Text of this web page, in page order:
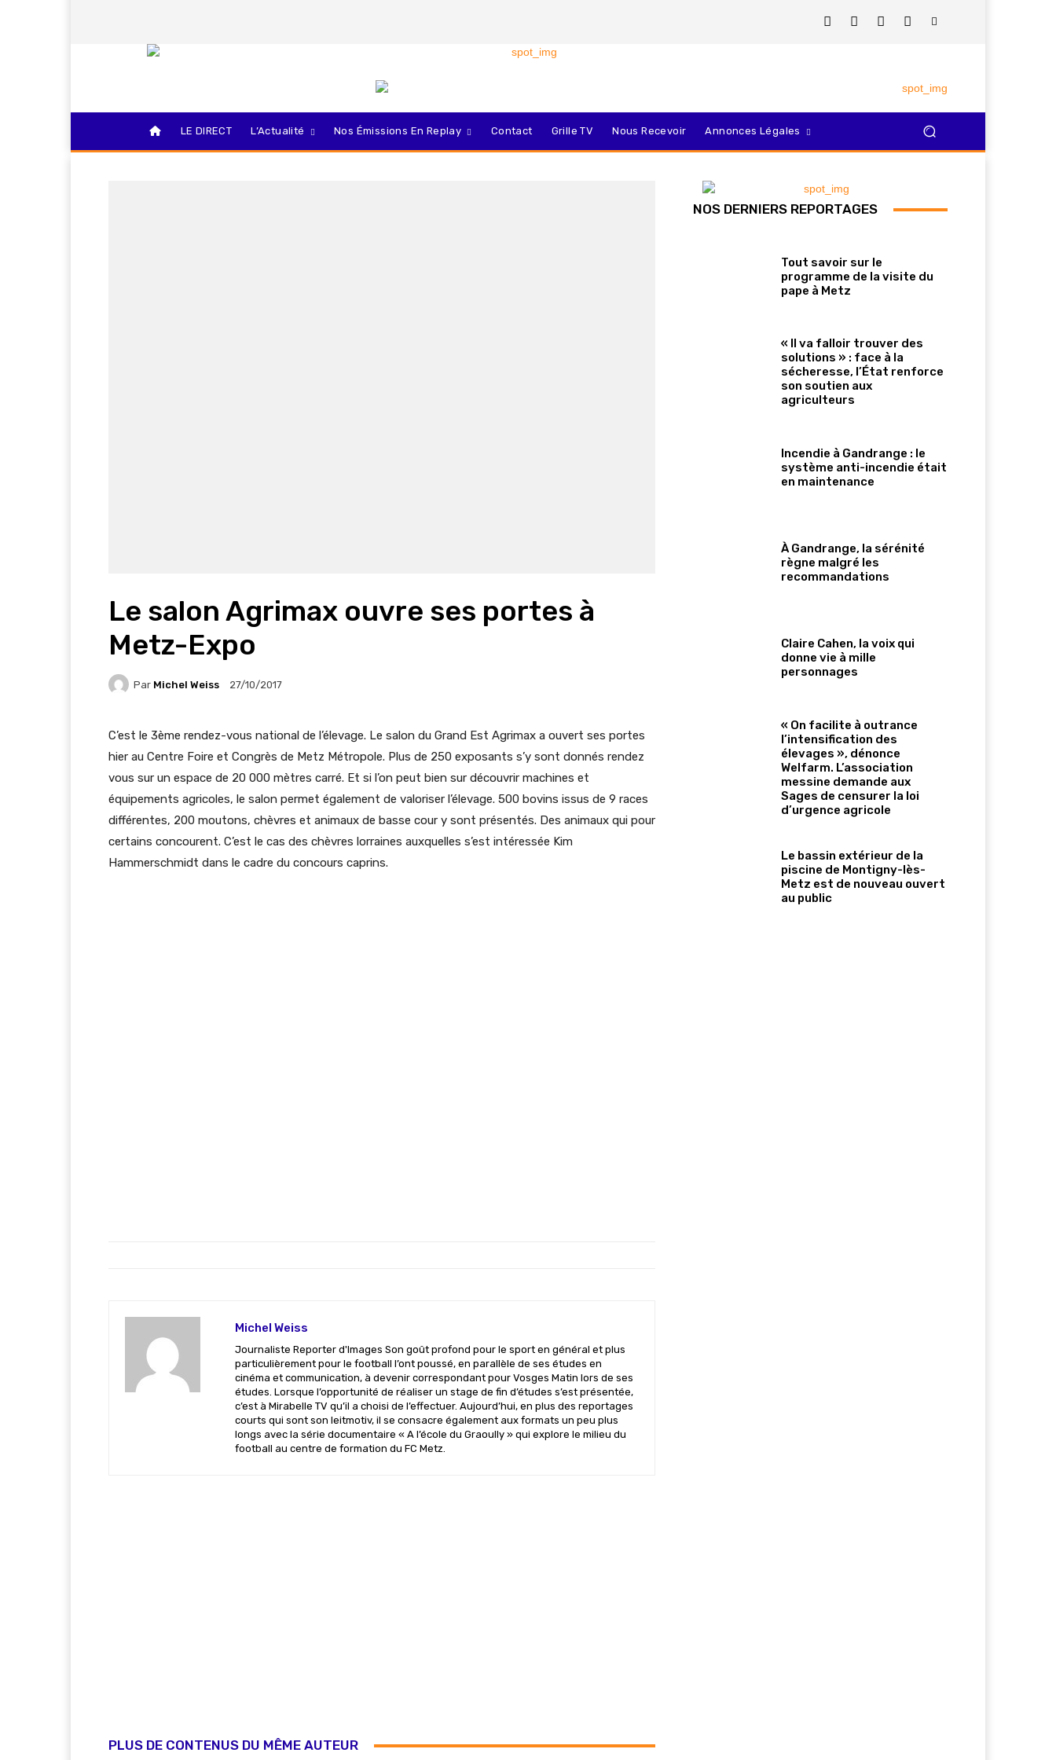
LE DIRECT L’Actualité Nos Émissions En Replay Contact Grille TV Nous Recevoir Annonces Légales
Le salon Agrimax ouvre ses portes à
Metz-Expo
Par Michel Weiss 27/10/2017
C’est le 3ème rendez-vous national de l’élevage. Le salon du Grand Est Agrimax a ouvert ses portes
hier au Centre Foire et Congrès de Metz Métropole. Plus de 250 exposants s’y sont donnés rendez
vous sur un espace de 20 000 mètres carré. Et si l’on peut bien sur découvrir machines et
équipements agricoles, le salon permet également de valoriser l’élevage. 500 bovins issus de 9 races
différentes, 200 moutons, chèvres et animaux de basse cour y sont présentés. Des animaux qui pour
certains concourent. C’est le cas des chèvres lorraines auxquelles s’est intéressée Kim
Hammerschmidt dans le cadre du concours caprins.
Michel Weiss
Journaliste Reporter d'Images Son goût profond pour le sport en général et plus
particulièrement pour le football l’ont poussé, en parallèle de ses études en
cinéma et communication, à devenir correspondant pour Vosges Matin lors de ses
études. Lorsque l’opportunité de réaliser un stage de fin d’études s’est présentée,
c’est à Mirabelle TV qu’il a choisi de l’effectuer. Aujourd’hui, en plus des reportages
courts qui sont son leitmotiv, il se consacre également aux formats un peu plus
longs avec la série documentaire « A l’école du Graoully » qui explore le milieu du
football au centre de formation du FC Metz.
PLUS DE CONTENUS DU MÊME AUTEUR
NOS DERNIERS REPORTAGES
Tout savoir sur le
programme de la visite du
pape à Metz
« Il va falloir trouver des
solutions » : face à la
sécheresse, l’État renforce
son soutien aux
agriculteurs
Incendie à Gandrange : le
système anti-incendie était
en maintenance
À Gandrange, la sérénité
règne malgré les
recommandations
Claire Cahen, la voix qui
donne vie à mille
personnages
« On facilite à outrance
l’intensification des
élevages », dénonce
Welfarm. L’association
messine demande aux
Sages de censurer la loi
d’urgence agricole
Le bassin extérieur de la
piscine de Montigny-lès-
Metz est de nouveau ouvert
au public